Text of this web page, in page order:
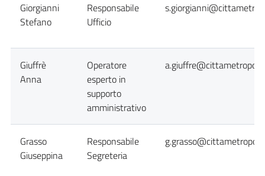
Giorgianni
Stefano
Responsabile
Ufficio
Giuffrè
Anna
Operatore
esperto in
supporto
amministrativo
Grasso
Giuseppina
Responsabile
Segreteria